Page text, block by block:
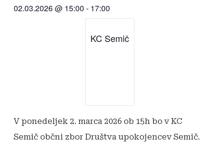
02.03.2026@ 15:00 - 17:00
KC Semič
V ponedeljek 2. marca 2026 ob 15h bo v KC
Semič občni zbor Društva upokojencev Semič.